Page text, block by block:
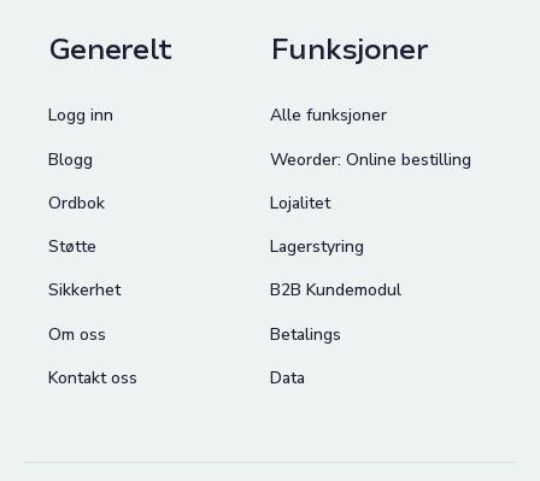
Generelt
Logg inn
Blogg
Ordbok
Støtte
Sikkerhet
Om oss
Kontakt oss
Funksjoner
Alle funksjoner
Weorder: Online bestilling
Lojalitet
Lagerstyring
B2B Kundemodul
Betalings
Data